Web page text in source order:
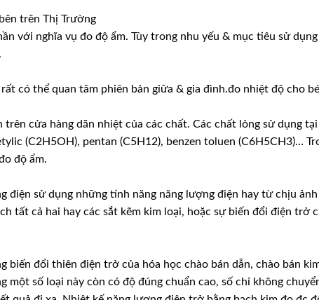
trên Thị Trường
với nghĩa vụ đo độ ẩm. Tùy trong nhu yếu & mục tiêu sử
có thể quan tâm phiên bản giữa & gia đình.đo nhiệt độ cho
trên cửa hàng dãn nhiệt của các chất. Các chất lỏng sử dụng
(C2H5OH), pentan (C5H12), benzen toluen (C6H5CH3)…
độ ẩm.
điện sử dụng những tính năng năng lượng điện hay từ chịu
tất cả hai hay các sắt kẽm kim loại, hoặc sự biến đổi điện trở
biến đổi thiên điện trở của hóa học chào bán dẫn, chào bán
một số loại này còn có độ đúng chuẩn cao, số chỉ không